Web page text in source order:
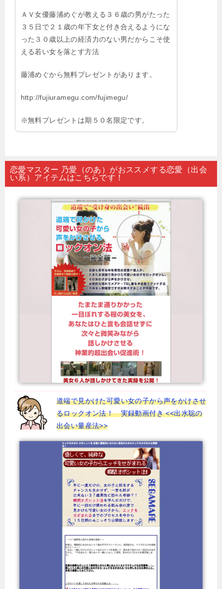
ＡＶ女優藤浦めぐが教える３６歳の男がたった
３５日で２１歳の年下女と付き合えるようにな
った３０歳以上の経済力のない男だからこそ使
える若い女を落とす方法
藤浦めぐから無料プレゼントがあります。
http://fujiuramegu.com/fujimegu/
※無料プレゼントは期５０名限定です。
恋愛マスター 乃愛（のあ）がおススメする恋愛（出会
い系）アイテムはこちらです！
道端で見かけた可愛い女の子から声をかけさせ
るロックオン法！ 実録動画付き <<出水聡の
出会い量産法>>